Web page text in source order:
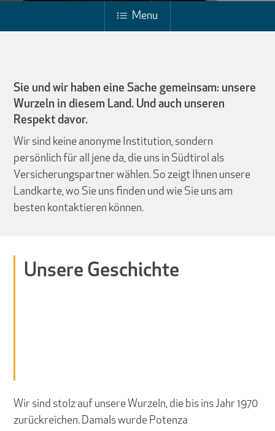
Menu
Sie und wir haben eine Sache gemeinsam: unsere
Wurzeln in diesem Land. Und auch unseren
Respekt davor.
Wir sind keine anonyme Institution, sondern
persönlich für all jene da, die uns in Südtirol als
Versicherungspartner wählen. So zeigt Ihnen unsere
Landkarte, wo Sie uns finden und wie Sie uns am
besten kontaktieren können.
Wir sind stolz auf unsere Wurzeln, die bis ins Jahr 1970
zurückreichen. Damals wurde Potenza
Unsere Geschichte